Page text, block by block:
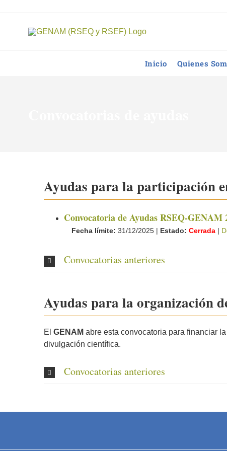
contenido
Inicio Quienes
Ayudas para la participación
Convocatoria de Ayudas RSEQ-GENAM
Fecha límite: 31/12/2025 | Estado: Cerrada |
Convocatorias anteriores
Ayudas para la organización
El GENAM abre esta convocatoria para financiar
divulgación científica.
Convocatorias anteriores